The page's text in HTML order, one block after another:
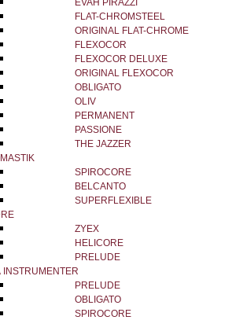
EVAH PIRAZZI
FLAT-CHROMSTEEL
ORIGINAL FLAT-CHROME
FLEXOCOR
FLEXOCOR DELUXE
ORIGINAL FLEXOCOR
OBLIGATO
OLIV
PERMANENT
PASSIONE
THE JAZZER
SPIROCORE
BELCANTO
SUPERFLEXIBLE
ZYEX
HELICORE
PRELUDE
INSTRUMENTER
PRELUDE
OBLIGATO
SPIROCORE